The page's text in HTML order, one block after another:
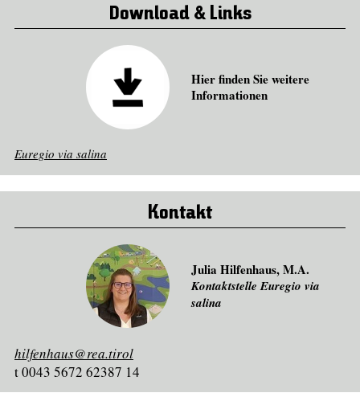
Download & Links
Hier finden Sie weitere
Informationen
Euregio via salina
Kontakt
Julia Hilfenhaus, M.A.
Kontaktstelle Euregio via
salina
hilfenhaus@rea.tirol
t 0043 5672 62387 14